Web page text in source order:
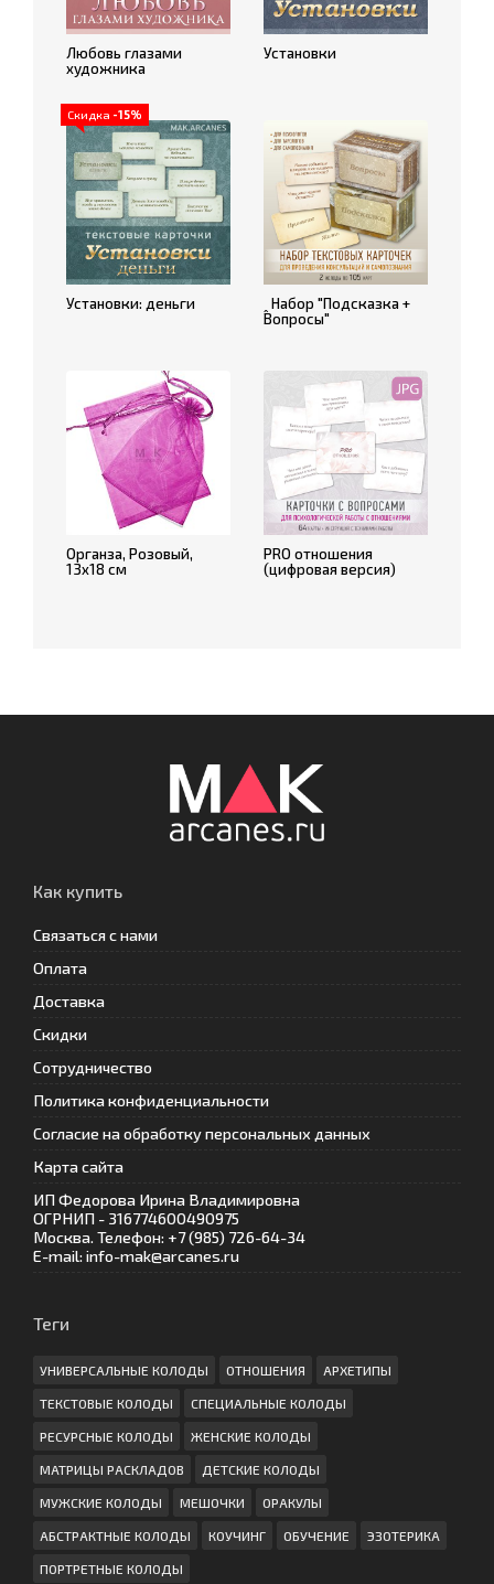
Любовь глазами
художника
Установки
Скидка -15%
Установки: деньги
ꞈ Набор "Подсказка +
Вопросы"
Органза, Розовый,
13х18 см
PRO отношения
(цифровая версия)
Как купить
Связаться с нами
Оплата
Доставка
Скидки
Сотрудничество
Политика конфиденциальности
Согласие на обработку персональных данных
Карта сайта
ИП Федорова Ирина Владимировна
ОГРНИП - 316774600490975
Москва. Телефон: +7 (985) 726-64-34
E-mail: info-mak@arcanes.ru
Теги
УНИВЕРСАЛЬНЫЕ КОЛОДЫ ОТНОШЕНИЯ АРХЕТИПЫ
ТЕКСТОВЫЕ КОЛОДЫ СПЕЦИАЛЬНЫЕ КОЛОДЫ
РЕСУРСНЫЕ КОЛОДЫ ЖЕНСКИЕ КОЛОДЫ
МАТРИЦЫ РАСКЛАДОВ ДЕТСКИЕ КОЛОДЫ
МУЖСКИЕ КОЛОДЫ МЕШОЧКИ ОРАКУЛЫ
АБСТРАКТНЫЕ КОЛОДЫ КОУЧИНГ ОБУЧЕНИЕ ЭЗОТЕРИКА
ПОРТРЕТНЫЕ КОЛОДЫ